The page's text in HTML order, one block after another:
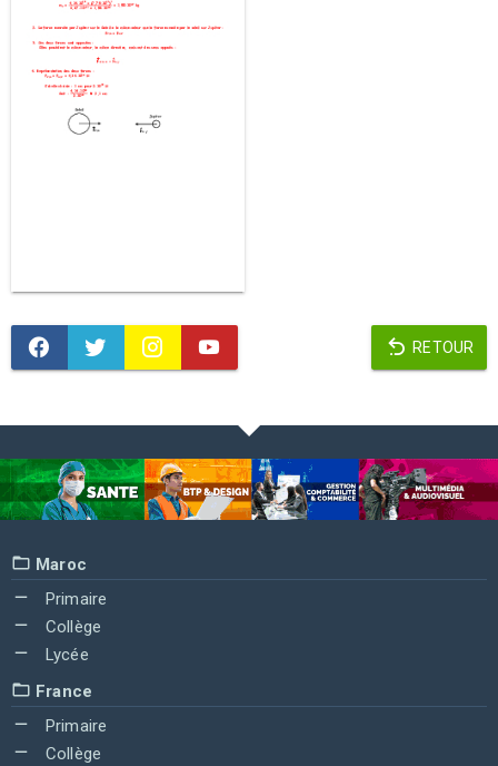
RETOUR
Maroc
Primaire
Collège
Lycée
France
Primaire
Collège